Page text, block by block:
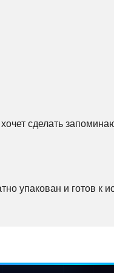
сделать
упакован и готов к